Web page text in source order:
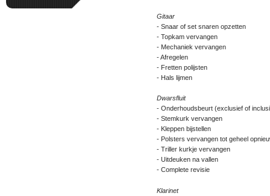
Gitaar
- Snaar of set snaren opzetten
- Topkam vervangen
- Mechaniek vervangen
- Afregelen
- Fretten polijsten
- Hals lijmen
Dwarsfluit
- Onderhoudsbeurt (exclusief of
- Stemkurk vervangen
- Kleppen bijstellen
- Polsters vervangen tot geheel
- Triller kurkje vervangen
- Uitdeuken na vallen
- Complete revisie
Klarinet